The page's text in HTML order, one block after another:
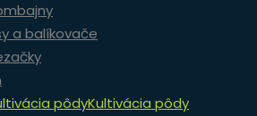
a balíkovače
pôdyKultivácia pôdy